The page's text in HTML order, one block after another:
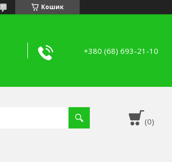
Кошик
+380 (68) 693-21-10